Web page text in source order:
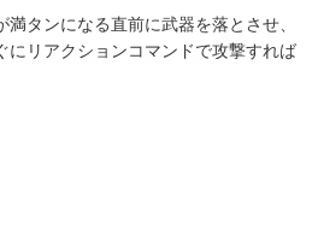
タンになる直前に武器を落とさせ、
にリアクションコマンドで攻撃すれば